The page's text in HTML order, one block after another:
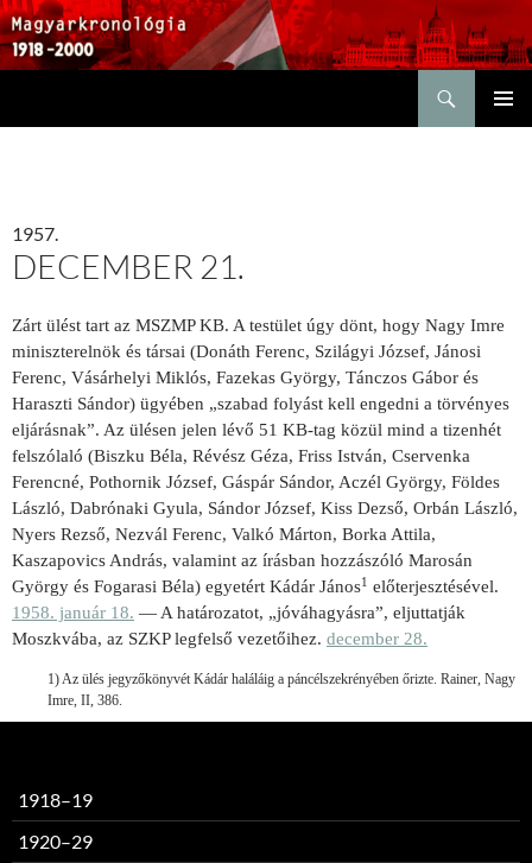
1957.
DECEMBER 21.
Zárt ülést tart az MSZMP KB. A testület úgy dönt, hogy Nagy Imre
miniszterelnök és társai (Donáth Ferenc, Szilágyi József, Jánosi
Ferenc, Vásárhelyi Miklós, Fazekas György, Tánczos Gábor és
Haraszti Sándor) ügyében „szabad folyást kell engedni a törvényes
eljárásnak”. Az ülésen jelen lévő 51 KB-tag közül mind a tizenhét
felszólaló (Biszku Béla, Révész Géza, Friss István, Cservenka
Ferencné, Pothornik József, Gáspár Sándor, Aczél György, Földes
László, Dabrónaki Gyula, Sándor József, Kiss Dezső, Orbán László,
Nyers Rezső, Nezvál Ferenc, Valkó Márton, Borka Attila,
Kaszapovics András, valamint az írásban hozzászóló Marosán
György és Fogarasi Béla) egyetért Kádár János1 előterjesztésével.
1958. január 18. — A határozatot, „jóváhagyásra”, eljuttatják
Moszkvába, az SZKP legfelső vezetőihez. december 28.
1) Az ülés jegyzőkönyvét Kádár haláláig a páncélszekrényében őrizte. Rainer, Nagy
Imre, II, 386.
1918–19
1920–29